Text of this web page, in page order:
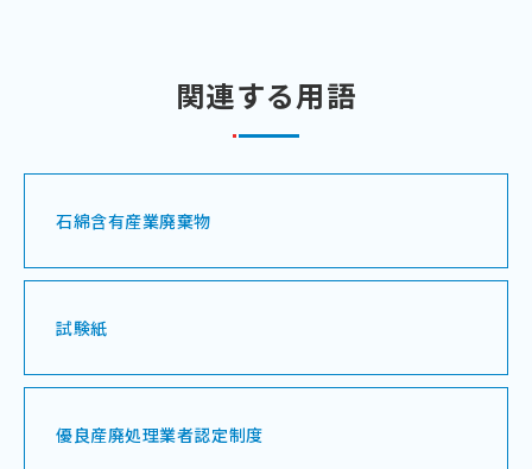
関連する用語
石綿含有産業廃棄物
試験紙
優良産廃処理業者認定制度